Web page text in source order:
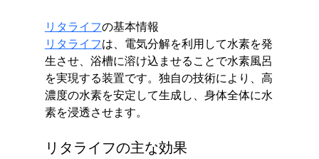
リタライフの基本情報
リタライフは、電気分解を利用して水素を発
生させ、浴槽に溶け込ませることで水素風呂
を実現する装置です。独自の技術により、高
濃度の水素を安定して生成し、身体全体に水
素を浸透させます。
リタライフの主な効果